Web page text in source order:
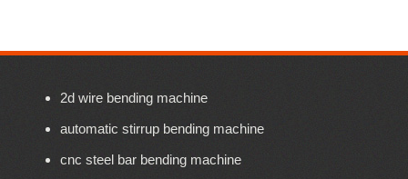
2d wire bending machine
automatic stirrup bending machine
cnc steel bar bending machine